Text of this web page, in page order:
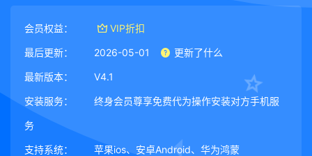
会员权益： VIP折扣
最后更新： 2026-05-01 更新了什么
最新版本： V4.1
安装服务： 终身会员尊享免费代为操作安装对方手机服
务
支持系统： 苹果ios、安卓Android、华为鸿蒙